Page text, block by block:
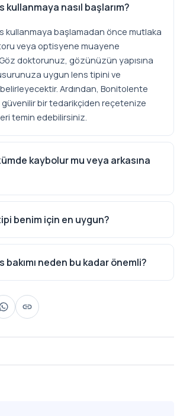
kullanmaya nasıl başlarım?
kullanmaya başlamadan önce mutlaka
veya optisyene muayene
Göz doktorunuz, gözünüzün yapısına
uygun lens tipini ve
belirleyecektir. Ardından, Bonitolente
güvenilir bir tedarikçiden reçetenize
temin edebilirsiniz.
kaybolur mu veya arkasına
benim için en uygun?
bakımı neden bu kadar önemli?